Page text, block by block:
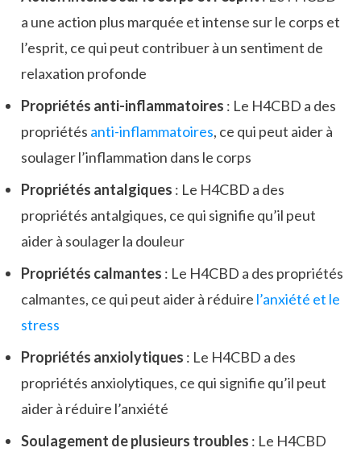
a une action plus marquée et intense sur le corps et
l’esprit, ce qui peut contribuer à un sentiment de
relaxation profonde
Propriétés anti-inflammatoires : Le H4CBD a des
propriétés anti-inflammatoires, ce qui peut aider à
soulager l’inflammation dans le corps
Propriétés antalgiques : Le H4CBD a des
propriétés antalgiques, ce qui signifie qu’il peut
aider à soulager la douleur
Propriétés calmantes : Le H4CBD a des propriétés
calmantes, ce qui peut aider à réduire l’anxiété et le
stress
Propriétés anxiolytiques : Le H4CBD a des
propriétés anxiolytiques, ce qui signifie qu’il peut
aider à réduire l’anxiété
Soulagement de plusieurs troubles : Le H4CBD